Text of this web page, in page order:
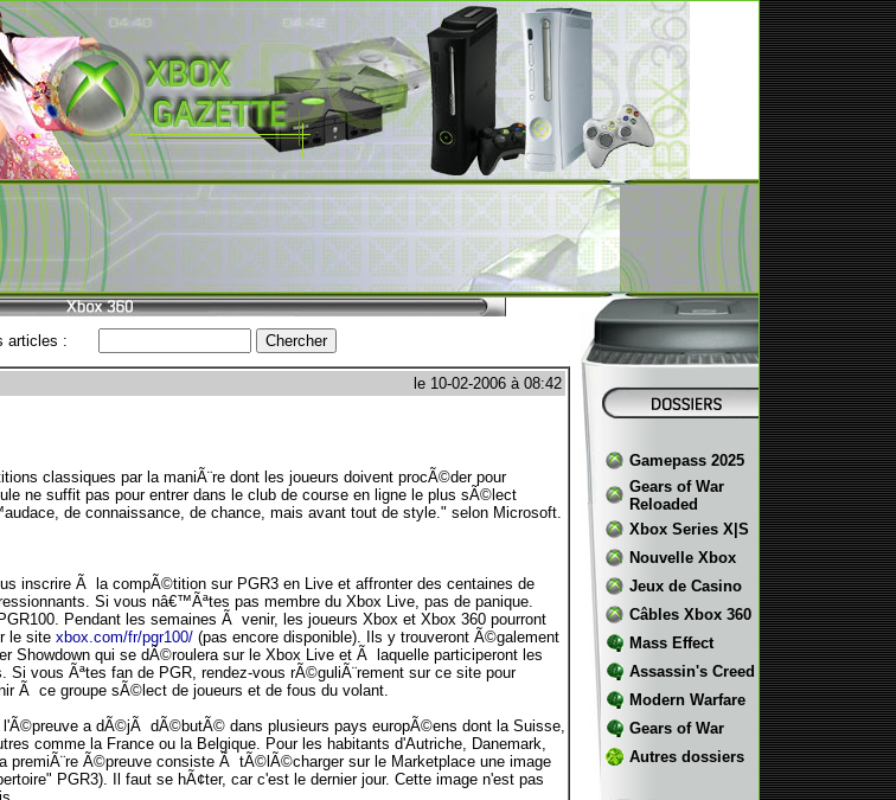
articles :
le 10-02-2006 à 08:42
classiques par la maniÃ¨re dont les joueurs doivent procÃ©der pour
ne suffit pas pour entrer dans le club de course en ligne le plus sÃ©lect
de connaissance, de chance, mais avant tout de style." selon Microsoft.
inscrire Ã la compÃ©tition sur PGR3 en Live et affronter des centaines de
Si vous nâ€™Ãªtes pas membre du Xbox Live, pas de panique.
Pendant les semaines Ã venir, les joueurs Xbox et Xbox 360 pourront
le site xbox.com/fr/pgr100/(pas encore disponible). Ils y trouveront Ã©galement
Showdown qui se dÃ©roulera sur le Xbox Live et Ã laquelle participeront les
vous Ãªtes fan de PGR, rendez-vous rÃ©guliÃ¨rement sur ce site pour
Ã ce groupe sÃ©lect de joueurs et de fous du volant.
l'Ã©preuve a dÃ©jÃ dÃ©butÃ© dans plusieurs pays europÃ©ens dont la Suisse,
comme la France ou la Belgique. Pour les habitants d'Autriche, Danemark,
premiÃ¨re Ã©preuve consiste Ã tÃ©lÃ©charger sur le Marketplace une image
PGR3). Il faut se hÃ¢ter, car c'est le dernier jour. Cette image n'est pas
Gamepass 2025
Gears of War
Reloaded
Xbox Series X|S
Nouvelle Xbox
Jeux de Casino
Câbles Xbox 360
Mass Effect
Assassin's Creed
Modern Warfare
Gears of War
Autres dossiers